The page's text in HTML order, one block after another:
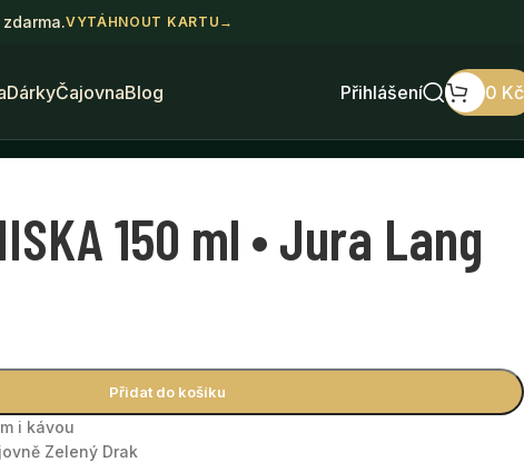
VYTÁHNOUT KARTU →
DárkyČajovnaBlog Přihlášení 0 Kč
150 ml • Jura Lang
Přidat do košíku
i kávou
Zelený Drak